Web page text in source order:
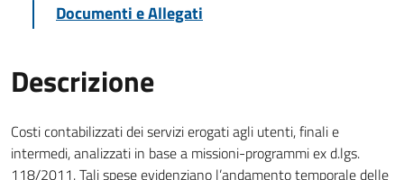
Documenti e Allegati
Descrizione
Costi contabilizzati dei servizi erogati agli utenti, finali e
intermedi, analizzati in base a missioni-programmi ex d.lgs.
118/2011. Tali spese evidenziano l’andamento temporale delle